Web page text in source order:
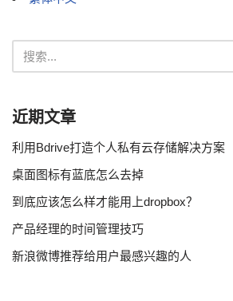
近期文章
利用Bdrive打造个人私有云存储解决方案
桌面图标有蓝底怎么去掉
到底应该怎么样才能用上dropbox？
产品经理的时间管理技巧
新浪微博推荐给用户最感兴趣的人